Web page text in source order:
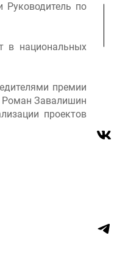
Руководитель по
в национальных
премии
Завалишин
проектов